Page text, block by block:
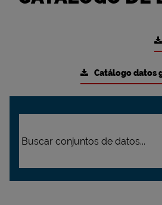
Catálogo datos